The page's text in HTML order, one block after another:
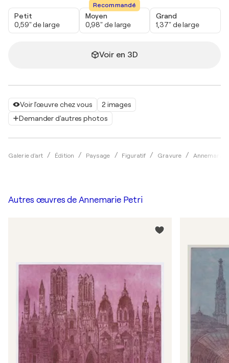
Voir l'œuvre chez vous
2 images
Demander d'autres photos
Galerie d'art Édition Paysage Figuratif Gravure Annemarie
Petit
0,59" de large
Recommandé
Moyen
0,98" de large
Grand
1,37" de large
Voir en 3D
Autres œuvres de Annemarie Petri